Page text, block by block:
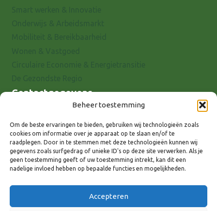
Beheer toestemming
Om de beste ervaringen te bieden, gebruiken wij technologieën zoals
cookies om informatie over je apparaat op te slaan en/of te
raadplegen. Door in te stemmen met deze technologieën kunnen wij
gegevens zoals surfgedrag of unieke ID's op deze site verwerken. Als je
geen toestemming geeft of uw toestemming intrekt, kan dit een
nadelige invloed hebben op bepaalde functies en mogelijkheden.
Accepteren
Contactgegevens
7001 EX Doetinchem
E-mail: info@8rhk.nl
Telefoonnummers
Privacyverklaring